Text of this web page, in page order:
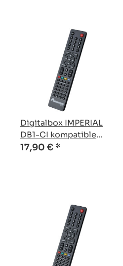
Digitalbox IMPERIAL
DB1-CI kompatible
Ersatz Fernbedienung
17,90 € *